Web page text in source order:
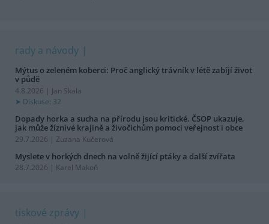
rady a návody
Mýtus o zeleném koberci: Proč anglický trávník v létě zabíjí život
v půdě
4.8.2026 | Jan Skala
Diskuse: 32
Dopady horka a sucha na přírodu jsou kritické. ČSOP ukazuje,
jak může žíznivé krajině a živočichům pomoci veřejnost i obce
29.7.2026 | Zuzana Kučerová
Myslete v horkých dnech na volně žijící ptáky a další zvířata
28.7.2026 | Karel Makoň
tiskové zprávy